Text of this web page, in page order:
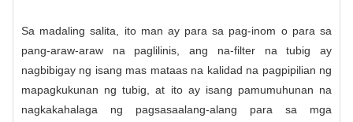
Sa madaling salita, ito man ay para sa pag-inom o para sa
pang-araw-araw na paglilinis, ang na-filter na tubig ay
nagbibigay ng isang mas mataas na kalidad na pagpipilian ng
mapagkukunan ng tubig, at ito ay isang pamumuhunan na
nagkakahalaga ng pagsasaalang-alang para sa mga